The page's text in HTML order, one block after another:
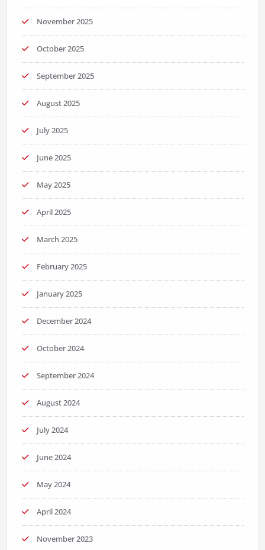
November 2025
October 2025
September 2025
August 2025
July 2025
June 2025
May 2025
April 2025
March 2025
February 2025
January 2025
December 2024
October 2024
September 2024
August 2024
July 2024
June 2024
May 2024
April 2024
November 2023